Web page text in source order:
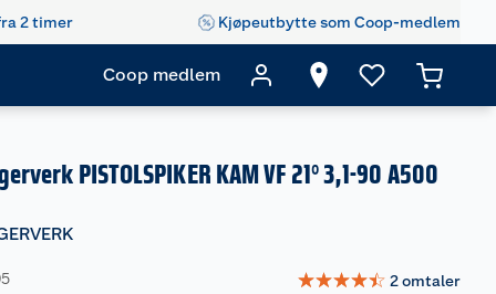
2 timer Kjøpeutbytte som Coop-medlem
Coop medlem
PISTOLSPIKER KAM VF 21° 3,1-90 A500
☆☆☆☆☆ 2omtaler